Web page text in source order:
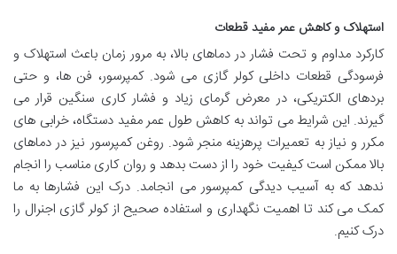
استهلاک و کاهش عمر مفید قطعات
کارکرد مداوم و تحت فشار در دماهای بالا، به مرور زمان باعث استهلاک و
فرسودگی قطعات داخلی کولر گازی می شود. کمپرسور، فن ها، و حتی
بردهای الکتریکی، در معرض گرمای زیاد و فشار کاری سنگین قرار می
گیرند. این شرایط می تواند به کاهش طول عمر مفید دستگاه، خرابی های
مکرر و نیاز به تعمیرات پرهزینه منجر شود. روغن کمپرسور نیز در دماهای
بالا ممکن است کیفیت خود را از دست بدهد و روان کاری مناسب را انجام
ندهد که به آسیب دیدگی کمپرسور می انجامد. درک این فشارها به ما
کمک می کند تا اهمیت نگهداری و استفاده صحیح از کولر گازی اجنرال را
درک کنیم.